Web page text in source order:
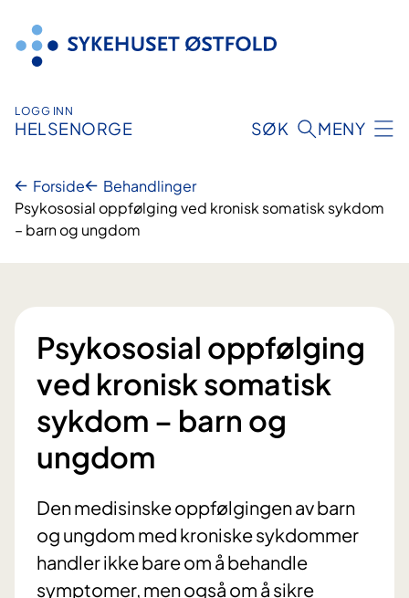
innhold
LOGG INN
HELSENORGE SØK MENY
Forside
Behandlinger
Psykososial oppfølging ved kronisk somatisk sykdom
– barn og ungdom
Psykososial oppfølging
ved kronisk somatisk
sykdom – barn og
ungdom
Den medisinske oppfølgingen av barn
og ungdom med kroniske sykdommer
handler ikke bare om å behandle
symptomer, men også om å sikre